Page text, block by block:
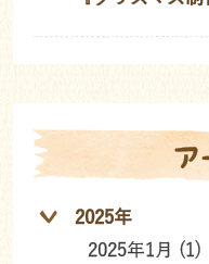
2025年
2025年1月 (1)